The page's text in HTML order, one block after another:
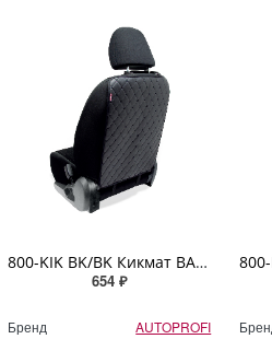
800-KIK BK/BK Кикмат BASIC, AUTOPROFI полиуретан размер 60х45 см, 1 шт., чёрный
654 ₽
Бренд
AUTOPROFI